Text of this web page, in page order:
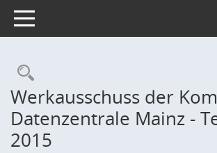
Toggle navigation
Rechercheauswahl
Werkausschuss der
Datenzentrale Mainz -
2015